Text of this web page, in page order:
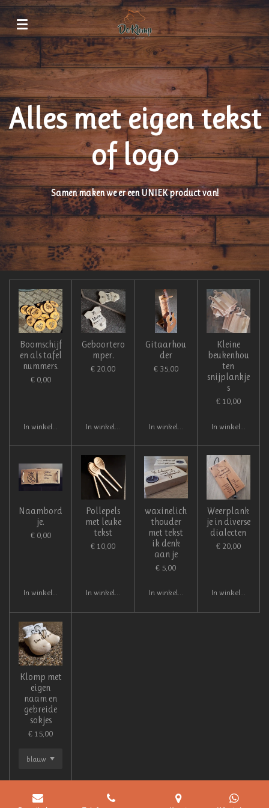
Ga
direct
naar
de
hoofdinhoud
Alles met eigen tekst
of logo
Samen maken we er een UNIEK product van!
Boomschijf
en als tafel
nummers.
€ 0,00
In winkelwagen
Geboortero
mper.
€ 20,00
In winkelwagen
Gitaarhou
der
€ 35,00
In winkelwagen
Kleine
beukenhou
ten
snijplankje
s
€ 10,00
In winkelwagen
Naambord
je.
€ 0,00
In winkelwagen
Pollepels
met leuke
tekst
€ 10,00
In winkelwagen
waxinelich
thouder
met tekst
ik denk
aan je
€ 5,00
In winkelwagen
Weerplank
je in diverse
dialecten
€ 20,00
In winkelwagen
Klomp met
eigen
naam en
gebreide
sokjes
€ 15,00